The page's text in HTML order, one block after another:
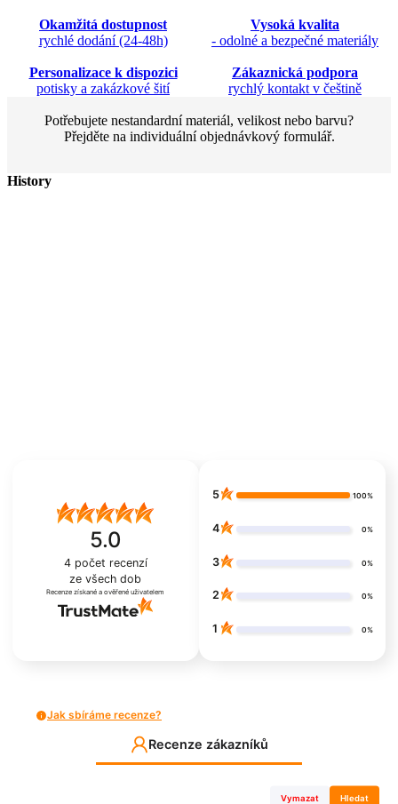
Okamžitá dostupnost
rychlé dodání (24-48h)
Vysoká kvalita
- odolné a bezpečné materiály
Personalizace k dispozici
potisky a zakázkové šití
Zákaznická podpora
rychlý kontakt v češtině
Potřebujete nestandardní materiál, velikost nebo barvu?
Přejděte na individuální objednávkový formulář.
History
5.0
4počet recenzí
ze všech dob
Recenze získané a ověřené uživatelem
5 100%
4 0%
3 0%
2 0%
1 0%
Jak sbíráme recenze?
Recenze zákazníků
Vymazat Hledat